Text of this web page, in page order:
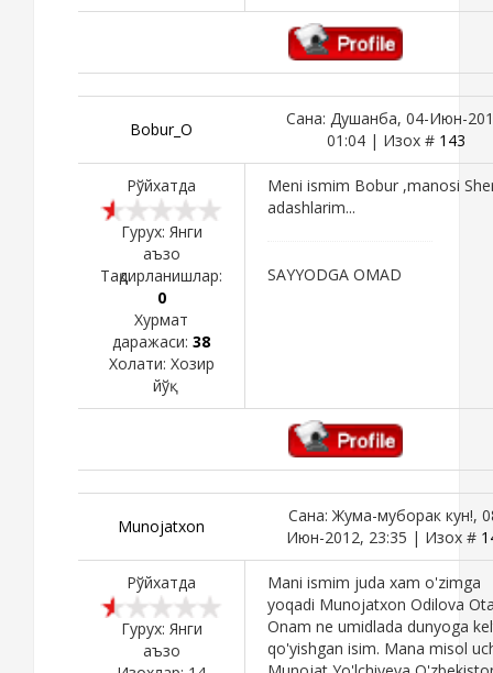
Bobur_O
Сана: Душанба, 04-Июн-
01:04 | Изох # 143
Рўйхатда
Гурух: Янги
аъзо
Тақдирланишлар:
0
Хурмат
даражаси: 38
Холати: Хозир
йўқ
Meni ismim Bobur ,manosi
adashlarim...
SАYYODGА OMАD
Munojatxon
Сана: Жума-муборак кун!,
Июн-2012, 23:35 | Изох #
Рўйхатда
Гурух: Янги
аъзо
Mani ismim juda xam o'zimga
yoqadi Munojatxon Odilova
Onam ne umidlada dunyoga
qo'yishgan isim. Mana misol